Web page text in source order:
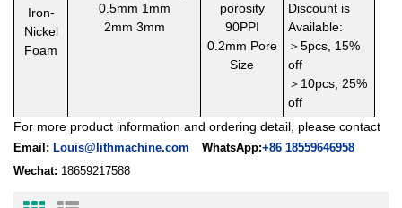
Iron-
Nickel
Foam
0.5mm 1mm
2mm 3mm
porosity
90PPI
0.2mm Pore
Size
Discount is
Available:
＞5pcs, 15%
off
＞ 10pcs, 25%
off
For more product information and ordering detail, please contact
Email: Louis@lithmachine.com WhatsApp:+86 18559646958
Wechat: 18659217588